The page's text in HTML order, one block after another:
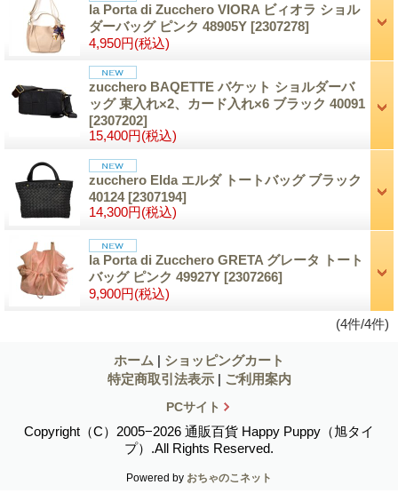
la Porta di Zucchero VIORA ビィオラ ショル
ダーバッグ ピンク 48905Y [2307278]
4,950円(税込)
zucchero BAQETTE バケット ショルダーバ
ッグ 束入れ×2、カード入れ×6 ブラック 40091
[2307202]
15,400円(税込)
zucchero Elda エルダ トートバッグ ブラック
40124[2307194]
14,300円(税込)
la Porta di Zucchero GRETA グレータ トート
バッグ ピンク 49927Y [2307266]
9,900円(税込)
(4件/4件)
ホーム | ショッピングカート
特定商取引法表示 | ご利用案内
PCサイト
Copyright（C）2005−2026 通販百貨 Happy Puppy（旭タイ
プ）.All Rights Reserved.
Powered by おちゃのこネット